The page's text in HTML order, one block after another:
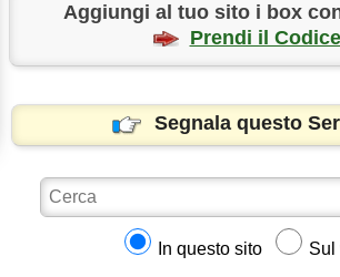
Aggiungi al tuo sito i box
Prendi il Codice
Segnala questo
In questo sito Sul